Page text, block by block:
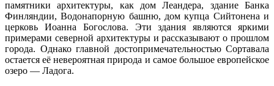
памятники архитектуры, как дом Леандера, здание Банка
Финляндии, Водонапорную башню, дом купца Сийтонена и
церковь Иоанна Богослова. Эти здания являются яркими
примерами северной архитектуры и рассказывают о прошлом
города. Однако главной достопримечательностью Сортавала
остается её невероятная природа и самое большое европейское
озеро — Ладога.